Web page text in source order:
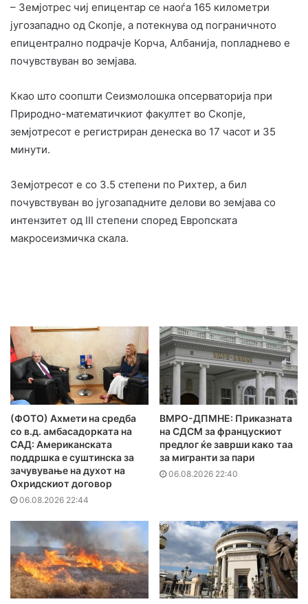
– Земјотрес чиј епицентар се наоѓа 165 километри
југозападно од Скопје, а потекнува од пограничното
епицентрално подрачје Корча, Албанија, попладнево е
почувствуван во земјава.
Ккао што соопшти Сеизмолошка опсерваторија при
Природно-математичкиот факултет во Скопје,
земјотресот е регистриран денеска во 17 часот и 35
минути.
Земјотресот е со 3.5 степени по Рихтер, а бил
почувствуван во југозападните делови во земјава со
интензитет од III степени според Европската
макросеизмичка скала.
(ФОТО) Ахмети на средба
со в.д. амбасадорката на
САД: Американската
поддршка е суштинска за
зачувување на духот на
Охридскиот договор
06.08.2026 22:44
ВМРО-ДПМНЕ: Приказната
на СДСМ за францускиот
предлог ќе заврши како таа
за мигранти за пари
06.08.2026 22:40